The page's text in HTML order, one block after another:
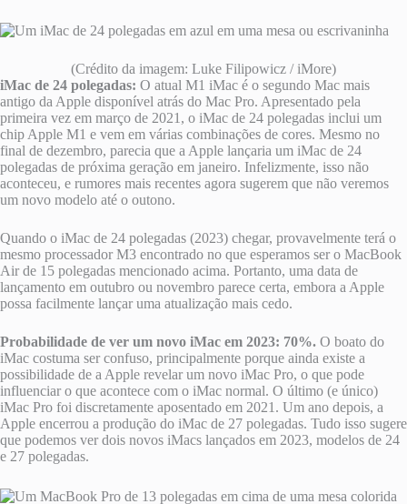
(Crédito da imagem: Luke Filipowicz / iMore)
iMac de 24 polegadas: O atual M1 iMac é o segundo Mac mais
antigo da Apple disponível atrás do Mac Pro. Apresentado pela
primeira vez em março de 2021, o iMac de 24 polegadas inclui um
chip Apple M1 e vem em várias combinações de cores. Mesmo no
final de dezembro, parecia que a Apple lançaria um iMac de 24
polegadas de próxima geração em janeiro. Infelizmente, isso não
aconteceu, e rumores mais recentes agora sugerem que não veremos
um novo modelo até o outono.
Quando o iMac de 24 polegadas (2023) chegar, provavelmente terá o
mesmo processador M3 encontrado no que esperamos ser o MacBook
Air de 15 polegadas mencionado acima. Portanto, uma data de
lançamento em outubro ou novembro parece certa, embora a Apple
possa facilmente lançar uma atualização mais cedo.
Probabilidade de ver um novo iMac em 2023: 70%. O boato do
iMac costuma ser confuso, principalmente porque ainda existe a
possibilidade de a Apple revelar um novo iMac Pro, o que pode
influenciar o que acontece com o iMac normal. O último (e único)
iMac Pro foi discretamente aposentado em 2021. Um ano depois, a
Apple encerrou a produção do iMac de 27 polegadas. Tudo isso sugere
que podemos ver dois novos iMacs lançados em 2023, modelos de 24
e 27 polegadas.